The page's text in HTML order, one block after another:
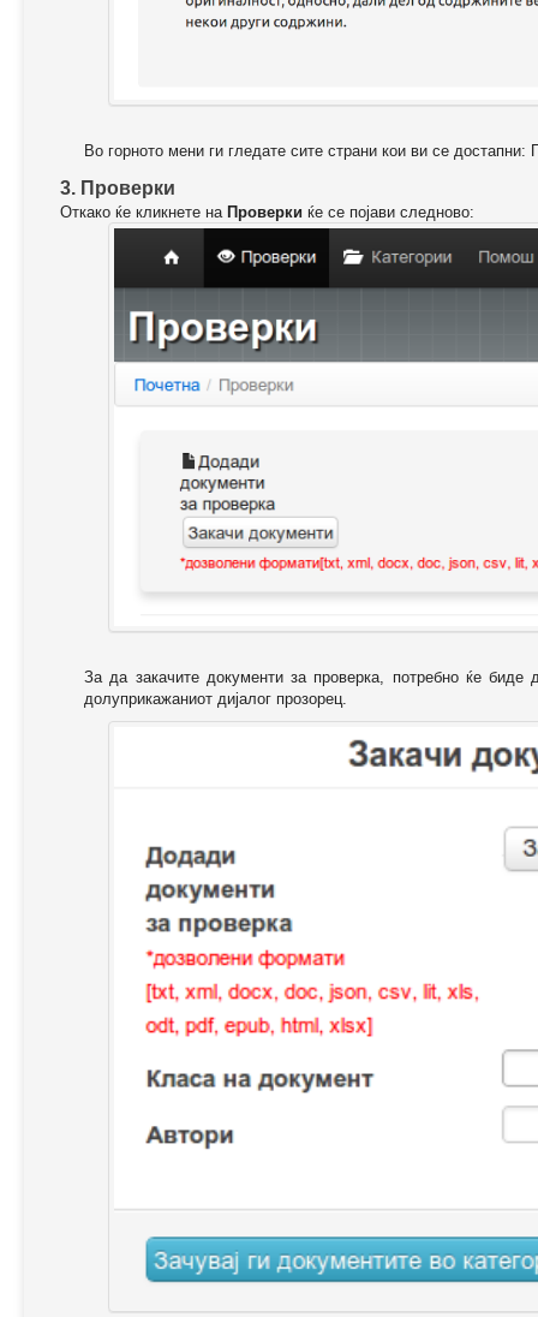
Во горното мени ги гледате сите страни кои ви се
3. Проверки
Откако ќе кликнете на Проверки ќе се појави следново:
За да закачите документи за проверка, потребно ќе биде
долуприкажаниот дијалог прозорец.